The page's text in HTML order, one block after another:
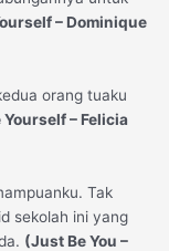
– Dominique
orang tuaku
Yourself –Felicia
Tak
sekolah ini yang
(Just Be You –